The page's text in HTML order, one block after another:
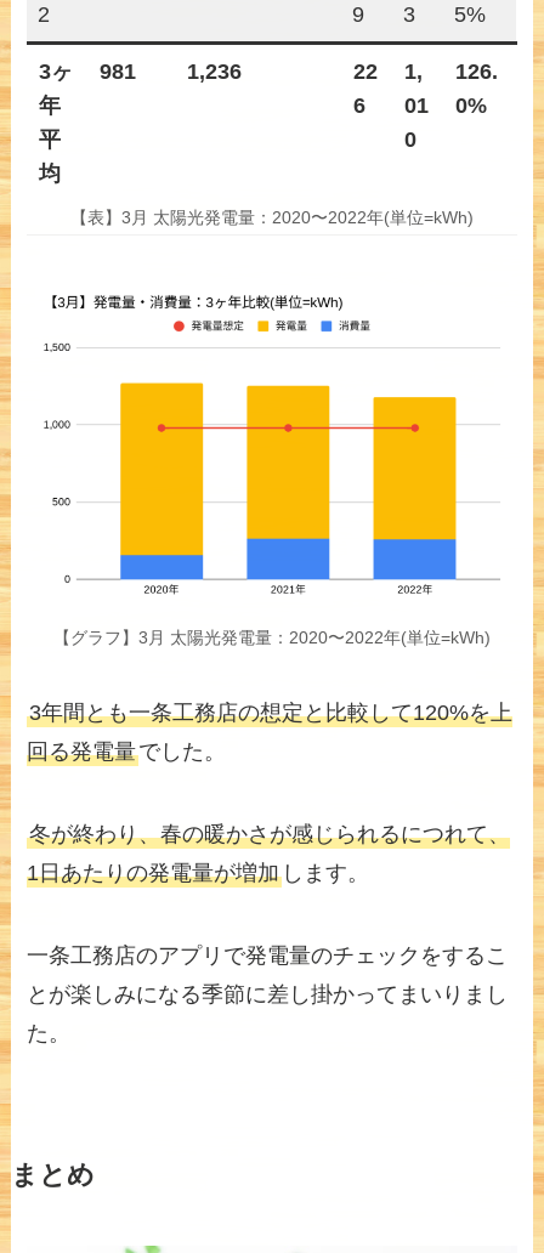
2
9
3
5%
3ヶ
年
平
均
981 1,236
22
6
1,
01
0
126.
0%
【表】3月 太陽光発電量：2020〜2022年(単位=kWh)
【グラフ】3月 太陽光発電量：2020〜2022年(単位=kWh)
3年間とも一条工務店の想定と比較して120%を上
回る発電量でした。
冬が終わり、春の暖かさが感じられるにつれて、
1日あたりの発電量が増加 します。
一条工務店のアプリで発電量のチェックをするこ
とが楽しみになる季節に差し掛かってまいりまし
た。
まとめ